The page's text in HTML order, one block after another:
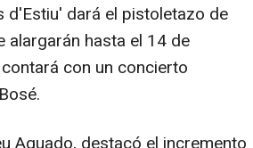
d'Estiu' dará el pistoletazo de
alargarán hasta el 14 de
con un concierto